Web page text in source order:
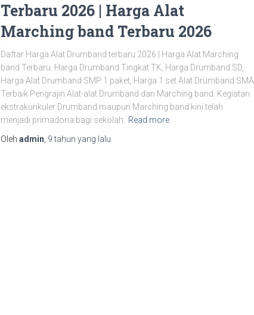
Terbaru 2026 | Harga Alat
Marching band Terbaru 2026
Daftar Harga Alat Drumband terbaru 2026 | Harga Alat Marching
band Terbaru. Harga Drumband Tingkat TK, Harga Drumband SD,
Harga Alat Drumband SMP 1 paket, Harga 1 set Alat Drumband SMA
Terbaik Pengrajin Alat-alat Drumband dan Marching band. Kegiatan
ekstrakurikuler Drumband maupun Marching band kini telah
menjadi primadona bagi sekolah.
Read more
Oleh admin 9 tahun yang lalu